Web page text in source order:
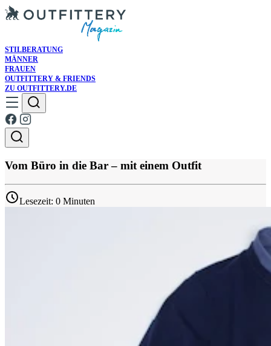
STILBERATUNG
MÄNNER
FRAUEN
OUTFITTERY & FRIENDS
ZU OUTFITTERY.DE
Vom Büro in die Bar – mit einem Outfit
Lesezeit: 0 Minuten